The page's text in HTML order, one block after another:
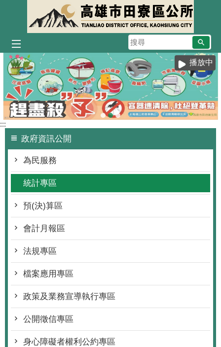
跳到主要內容區塊
搜
尋
播放中
:::
政府資訊公開
為民服務
統計專區
預(決)算區
會計月報區
法規專區
檔案應用專區
政策及業務宣導執行專區
公開徵信專區
身心障礙者權利公約專區